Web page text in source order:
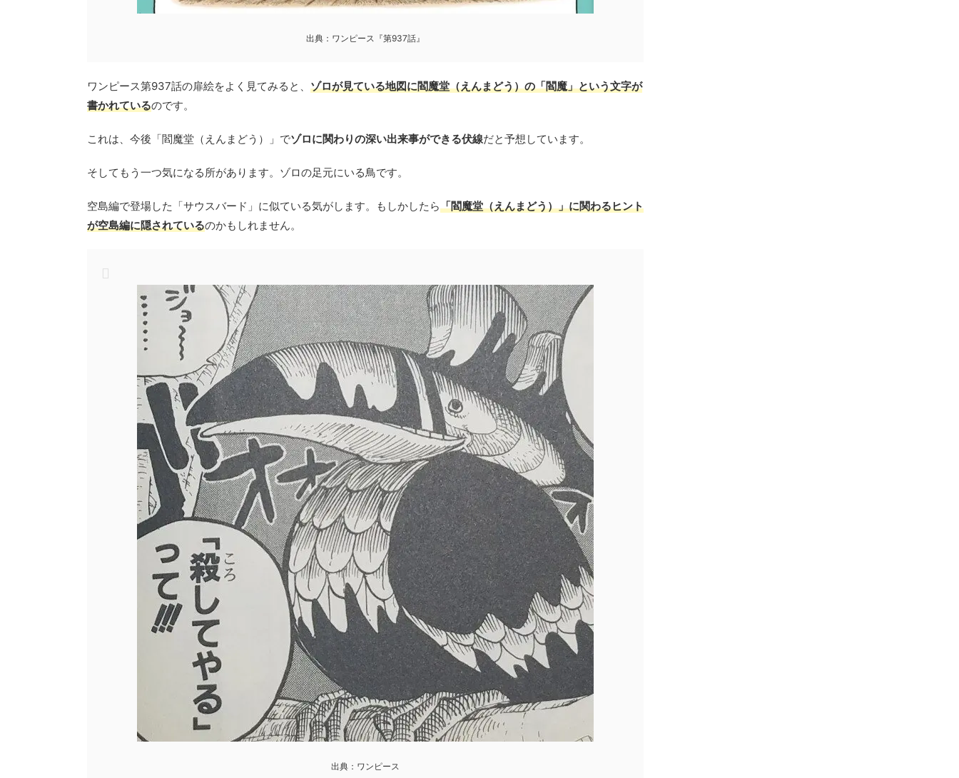
出典：ワンピース『第937話』
ワンピース第937話の扉絵をよく見てみると、 ゾロが見ている地図に閻魔堂（えんまどう）の「閻魔」という文字が
書かれているのです。
これは、今後「閻魔堂（えんまどう）」でゾロに関わりの深い出来事ができる伏線だと予想しています。
そしてもう一つ気になる所があります。ゾロの足元にいる鳥です。
空島編で登場した「サウスバード」に似ている気がします。もしかしたら「閻魔堂（えんまどう）」に関わるヒント
が空島編に隠されているのかもしれません。
出典：ワンピース